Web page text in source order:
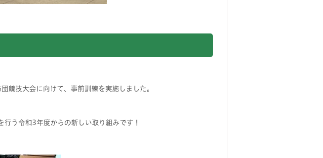
技大会に向けて、事前訓練を実施しました。
う令和3年度からの新しい取り組みです！